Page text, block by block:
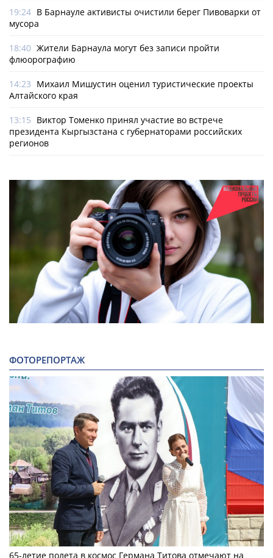
19:24 В Барнауле активисты очистили берег Пивоварки от
мусора
18:40 Жители Барнаула могут без записи пройти
флюорографию
14:23 Михаил Мишустин оценил туристические проекты
Алтайского края
13:15 Виктор Томенко принял участие во встрече
президента Кыргызстана с губернаторами российских
регионов
ФОТОРЕПОРТАЖ
65-летие полета в космос Германа Титова отмечают на